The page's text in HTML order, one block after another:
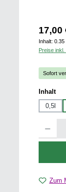
Regulärer
17,00
Inhalt:
Preise
Sofort
Inhalt
0,5l
Zum